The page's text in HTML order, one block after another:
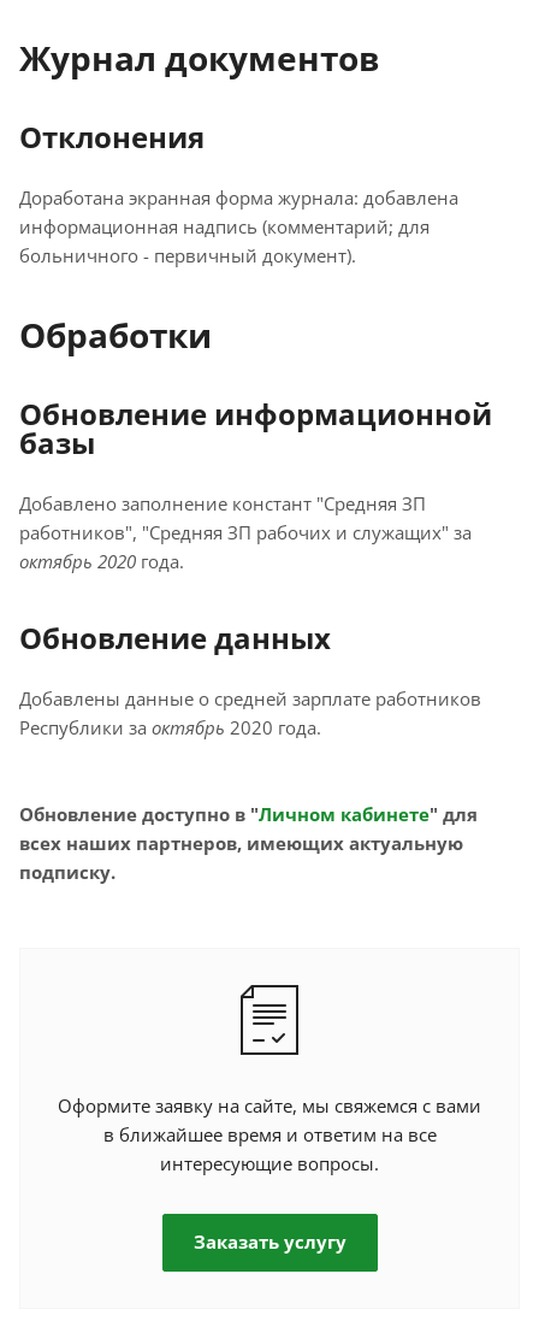
Журнал документов
Отклонения
Доработана экранная форма журнала: добавлена
информационная надпись (комментарий; для
больничного - первичный документ).
Обработки
Обновление информационной
базы
Добавлено заполнение констант "Средняя ЗП
работников", "Средняя ЗП рабочих и служащих" за
октябрь 2020 года.
Обновление данных
Добавлены данные о средней зарплате работников
Республики за октябрь 2020 года.
Обновление доступно в "Личном кабинете" для
всех наших партнеров, имеющих актуальную
подписку.
Оформите заявку на сайте, мы свяжемся с вами
в ближайшее время и ответим на все
интересующие вопросы.
Заказать услугу